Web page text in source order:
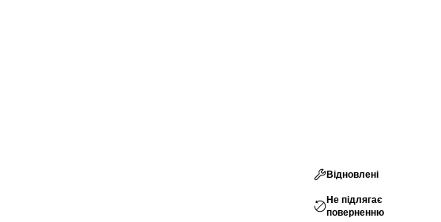
Відновлені
Не підлягає
поверненню